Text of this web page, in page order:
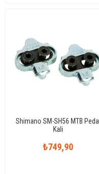
Shimano SM-SH56 MTB Pedal
Kali
₺749,90